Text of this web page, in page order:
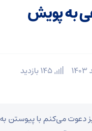
به پویش
دعوت می‌کنم با پیوستن به